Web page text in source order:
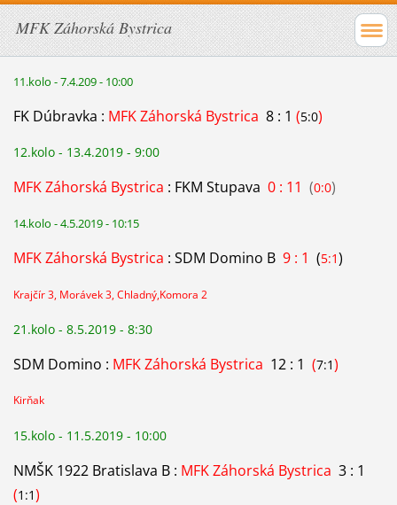
MFK Záhorská Bystrica
11.kolo - 7.4.209 - 10:00
FK Dúbravka : MFK Záhorská Bystrica 8 : 1 (5:0)
12.kolo - 13.4.2019 - 9:00
MFK Záhorská Bystrica : FKM Stupava 0 : 11 (0:0)
14.kolo - 4.5.2019 - 10:15
MFK Záhorská Bystrica : SDM Domino B 9 : 1 (5:1)
Krajčír 3, Morávek 3, Chladný,Komora 2
21.kolo - 8.5.2019 - 8:30
SDM Domino : MFK Záhorská Bystrica 12 : 1 (7:1)
Kirňak
15.kolo - 11.5.2019 - 10:00
NMŠK 1922 Bratislava B : MFK Záhorská Bystrica 3 : 1
(1:1)